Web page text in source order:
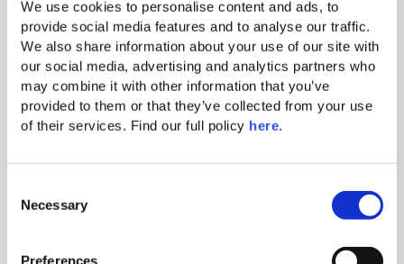
We use cookies to personalise content and ads, to
provide social media features and to analyse our traffic.
We also share information about your use of our site with
our social media, advertising and analytics partners who
may combine it with other information that you’ve
provided to them or that they’ve collected from your use
of their services. Find our full policy here.
Necessary
Preferences
Ausstattung und jedes Zimmer hat etwas ganz
Besonderes zu bieten.
DIESE
UNTERKUNFTSOPTION
BIETET:
Standard-Annehmlichkeiten